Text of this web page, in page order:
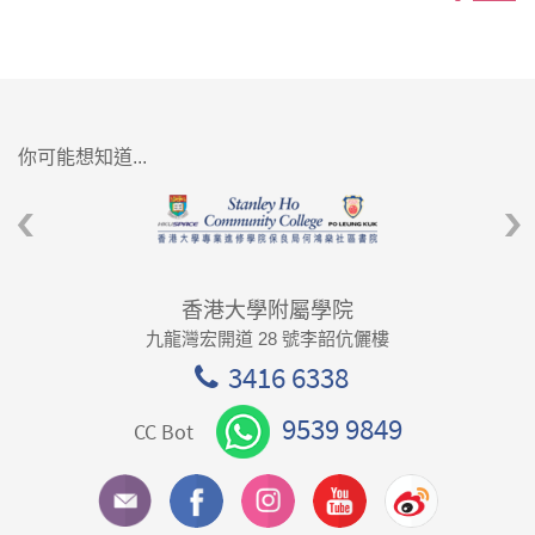
你可能想知道...
香港大學附屬學院
九龍灣宏開道 28 號李韶伉儷樓
3416 6338
CC Bot 9539 9849